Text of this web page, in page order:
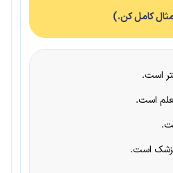
کامل کن.)
است.
است.
است.